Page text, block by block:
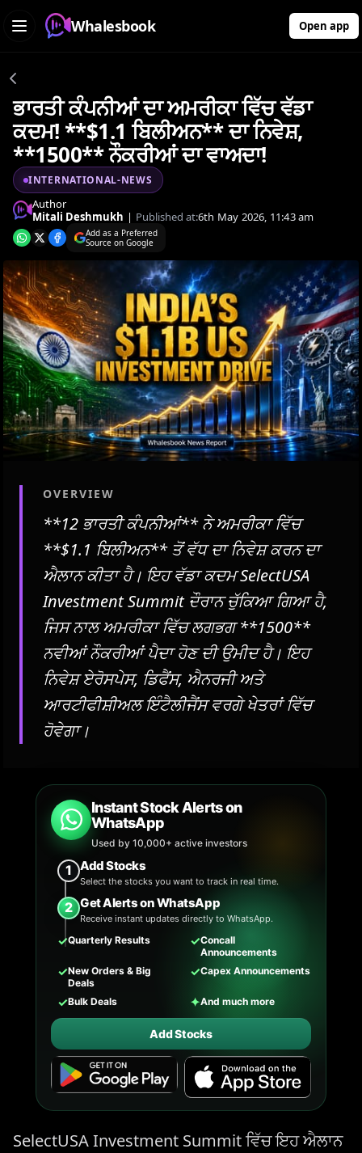
Whalesbook Open app
ਭਾਰਤੀ ਕੰਪਨੀਆਂ ਦਾ ਅਮਰੀਕਾ ਵਿੱਚ ਵੱਡਾ
ਕਦਮ! **$1.1 ਬਿਲੀਅਨ** ਦਾ ਨਿਵੇਸ਼,
**1500** ਨੌਕਰੀਆਂ ਦਾ ਵਾਅਦਾ!
INTERNATIONAL-NEWS
Author
Mitali Deshmukh | Published at:6th May 2026, 11:43 am
Add as a Preferred
Source on Google
OVERVIEW
**12 ਭਾਰਤੀ ਕੰਪਨੀਆਂ** ਨੇ ਅਮਰੀਕਾ ਵਿੱਚ
**$1.1 ਬਿਲੀਅਨ** ਤੋਂ ਵੱਧ ਦਾ ਨਿਵੇਸ਼ ਕਰਨ ਦਾ
ਐਲਾਨ ਕੀਤਾ ਹੈ। ਇਹ ਵੱਡਾ ਕਦਮ SelectUSA
Investment Summit ਦੌਰਾਨ ਚੁੱਕਿਆ ਗਿਆ ਹੈ,
ਜਿਸ ਨਾਲ ਅਮਰੀਕਾ ਵਿੱਚ ਲਗਭਗ **1500**
ਨਵੀਆਂ ਨੌਕਰੀਆਂ ਪੈਦਾ ਹੋਣ ਦੀ ਉਮੀਦ ਹੈ। ਇਹ
ਨਿਵੇਸ਼ ਏਰੋਸਪੇਸ, ਡਿਫੈਂਸ, ਐਨਰਜੀ ਅਤੇ
ਆਰਟੀਫੀਸ਼ੀਅਲ ਇੰਟੈਲੀਜੈਂਸ ਵਰਗੇ ਖੇਤਰਾਂ ਵਿੱਚ
ਹੋਵੇਗਾ।
Instant Stock Alerts on
WhatsApp
Used by 10,000+ active investors
1 Add Stocks
Select the stocks you want to track in real time.
2 Get Alerts on WhatsApp
Receive instant updates directly to WhatsApp.
✓Quarterly Results ✓Concall
Announcements
✓New Orders & Big
Deals
✓Capex Announcements
✓Bulk Deals ✦And much more
Add Stocks
SelectUSA Investment Summit ਵਿੱਚ ਇਹ ਐਲਾਨ